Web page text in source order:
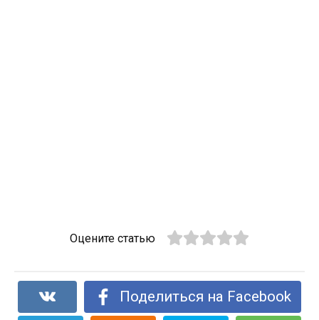
Оцените статью
Поделиться на Facebook